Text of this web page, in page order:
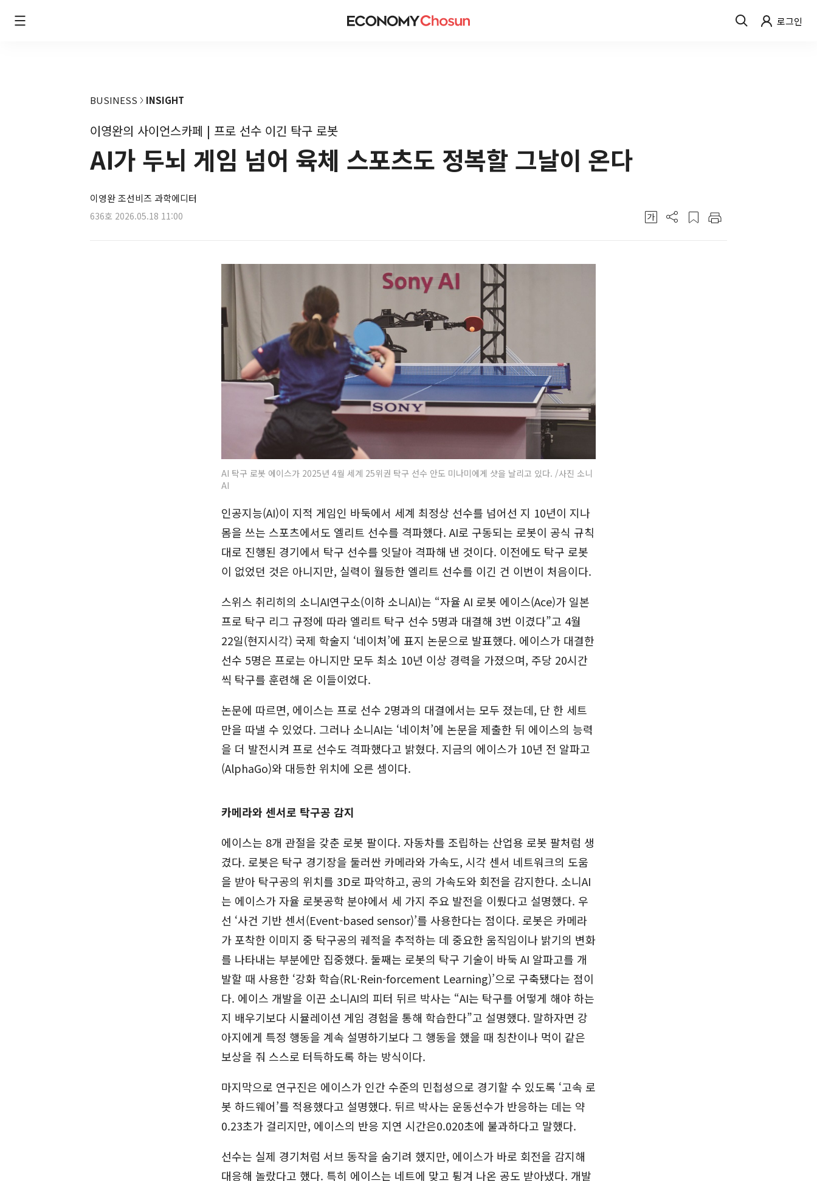
로그인
BUSINESS INSIGHT
이영완의 사이언스카페 | 프로 선수 이긴 탁구 로봇
AI가 두뇌 게임 넘어 육체 스포츠도 정복할 그날이 온다
이영완 조선비즈 과학에디터
636호 2026.05.18 11:00
AI 탁구 로봇 에이스가 2025년 4월 세계 25위권 탁구 선수 안도 미나미에게 샷을 날리고 있다. /사진 소니
AI
인공지능(AI)이 지적 게임인 바둑에서 세계 최정상 선수를 넘어선 지 10년이 지나
몸을 쓰는 스포츠에서도 엘리트 선수를 격파했다. AI로 구동되는 로봇이 공식 규칙
대로 진행된 경기에서 탁구 선수를 잇달아 격파해 낸 것이다. 이전에도 탁구 로봇
이 없었던 것은 아니지만, 실력이 월등한 엘리트 선수를 이긴 건 이번이 처음이다.
스위스 취리히의 소니AI연구소(이하 소니AI)는 “자율 AI 로봇 에이스(Ace)가 일본
프로 탁구 리그 규정에 따라 엘리트 탁구 선수 5명과 대결해 3번 이겼다”고 4월
22일(현지시각) 국제 학술지 ‘네이처’에 표지 논문으로 발표했다. 에이스가 대결한
선수 5명은 프로는 아니지만 모두 최소 10년 이상 경력을 가졌으며, 주당 20시간
씩 탁구를 훈련해 온 이들이었다.
논문에 따르면, 에이스는 프로 선수 2명과의 대결에서는 모두 졌는데, 단 한 세트
만을 따낼 수 있었다. 그러나 소니AI는 ‘네이처’에 논문을 제출한 뒤 에이스의 능력
을 더 발전시켜 프로 선수도 격파했다고 밝혔다. 지금의 에이스가 10년 전 알파고
(AlphaGo)와 대등한 위치에 오른 셈이다.
카메라와 센서로 탁구공 감지
에이스는 8개 관절을 갖춘 로봇 팔이다. 자동차를 조립하는 산업용 로봇 팔처럼 생
겼다. 로봇은 탁구 경기장을 둘러싼 카메라와 가속도, 시각 센서 네트워크의 도움
을 받아 탁구공의 위치를 3D로 파악하고, 공의 가속도와 회전을 감지한다. 소니AI
는 에이스가 자율 로봇공학 분야에서 세 가지 주요 발전을 이뤘다고 설명했다. 우
선 ‘사건 기반 센서(Event-based sensor)’를 사용한다는 점이다. 로봇은 카메라
가 포착한 이미지 중 탁구공의 궤적을 추적하는 데 중요한 움직임이나 밝기의 변화
를 나타내는 부분에만 집중했다. 둘째는 로봇의 탁구 기술이 바둑 AI 알파고를 개
발할 때 사용한 ‘강화 학습(RL·Rein-forcement Learning)’으로 구축됐다는 점이
다. 에이스 개발을 이끈 소니AI의 피터 뒤르 박사는 “AI는 탁구를 어떻게 해야 하는
지 배우기보다 시뮬레이션 게임 경험을 통해 학습한다”고 설명했다. 말하자면 강
아지에게 특정 행동을 계속 설명하기보다 그 행동을 했을 때 칭찬이나 먹이 같은
보상을 줘 스스로 터득하도록 하는 방식이다.
마지막으로 연구진은 에이스가 인간 수준의 민첩성으로 경기할 수 있도록 ‘고속 로
봇 하드웨어’를 적용했다고 설명했다. 뒤르 박사는 운동선수가 반응하는 데는 약
0.23초가 걸리지만, 에이스의 반응 지연 시간은0.020초에 불과하다고 말했다.
선수는 실제 경기처럼 서브 동작을 숨기려 했지만, 에이스가 바로 회전을 감지해
대응해 놀랐다고 했다. 특히 에이스는 네트에 맞고 튕겨 나온 공도 받아냈다. 개발